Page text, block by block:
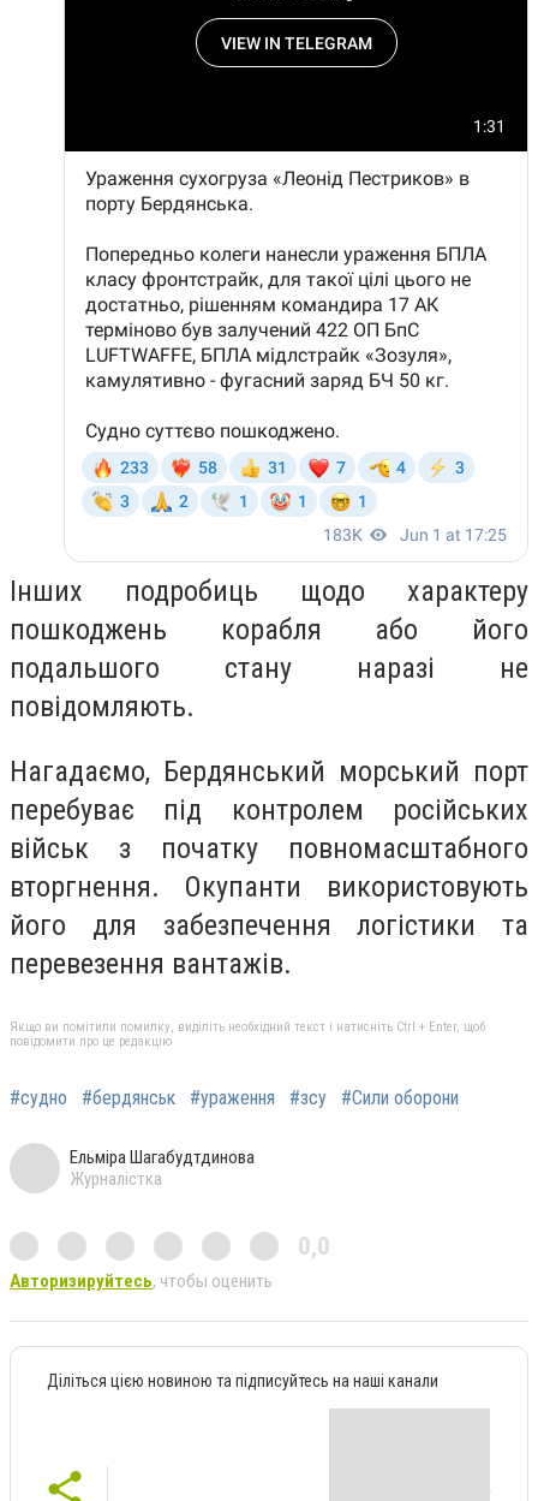
Інших подробиць щодо характеру
пошкоджень корабля або його
подальшого стану наразі не
повідомляють.
Нагадаємо, Бердянський морський порт
перебуває під контролем російських
військ з початку повномасштабного
вторгнення. Окупанти використовують
його для забезпечення логістики та
перевезення вантажів.
Якщо ви помітили помилку, виділіть необхідний текст і натисніть Ctrl + Enter, щоб
повідомити про це редакцію
#судно #бердянськ #ураження #зсу #Сили оборони
Ельміра Шагабудтдинова
Журналістка
0,0
Авторизируйтесь, чтобы оценить
Діліться цією новиною та підписуйтесь на наші канали